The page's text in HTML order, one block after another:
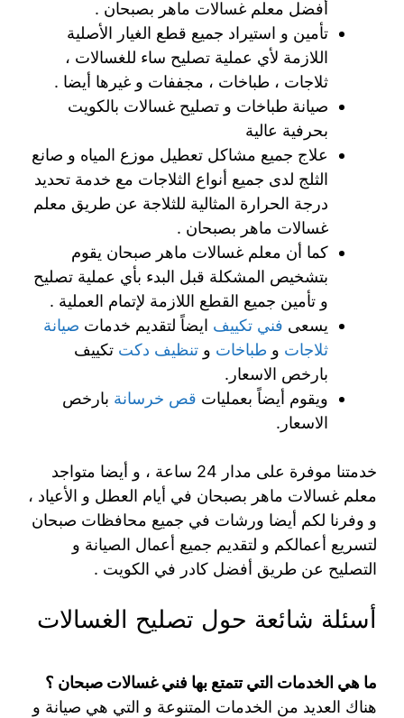
أفضل معلم غسالات ماهر بصبحان .
تأمين و استيراد جميع قطع الغيار الأصلية
اللازمة لأي عملية تصليح ساء للغسالات ،
ثلاجات ، طباخات ، مجففات و غيرها أيضا .
صيانة طباخات و تصليح غسالات بالكويت
بحرفية عالية
علاج جميع مشاكل تعطيل موزع المياه و صانع
الثلج لدى جميع أنواع الثلاجات مع خدمة تحديد
درجة الحرارة المثالية للثلاجة عن طريق معلم
غسالات ماهر بصبحان .
كما أن معلم غسالات ماهر صبحان يقوم
بتشخيص المشكلة قبل البدء بأي عملية تصليح
و تأمين جميع القطع اللازمة لإتمام العملية .
يسعى فني تكييف ايضاً لتقديم خدمات صيانة
ثلاجات و طباخات و تنظيف دكت تكييف
بارخص الاسعار.
ويقوم أيضاً بعمليات قص خرسانة بارخص
الاسعار.
خدمتنا موفرة على مدار 24 ساعة ، و أيضا متواجد
معلم غسالات ماهر بصبحان في أيام العطل و الأعياد ،
و وفرنا لكم أيضا ورشات في جميع محافظات صبحان
لتسريع أعمالكم و لتقديم جميع أعمال الصيانة و
التصليح عن طريق أفضل كادر في الكويت .
أسئلة شائعة حول تصليح الغسالات
ما هي الخدمات التي تتمتع بها فني غسالات صبحان ؟
هناك العديد من الخدمات المتنوعة و التي هي صيانة و